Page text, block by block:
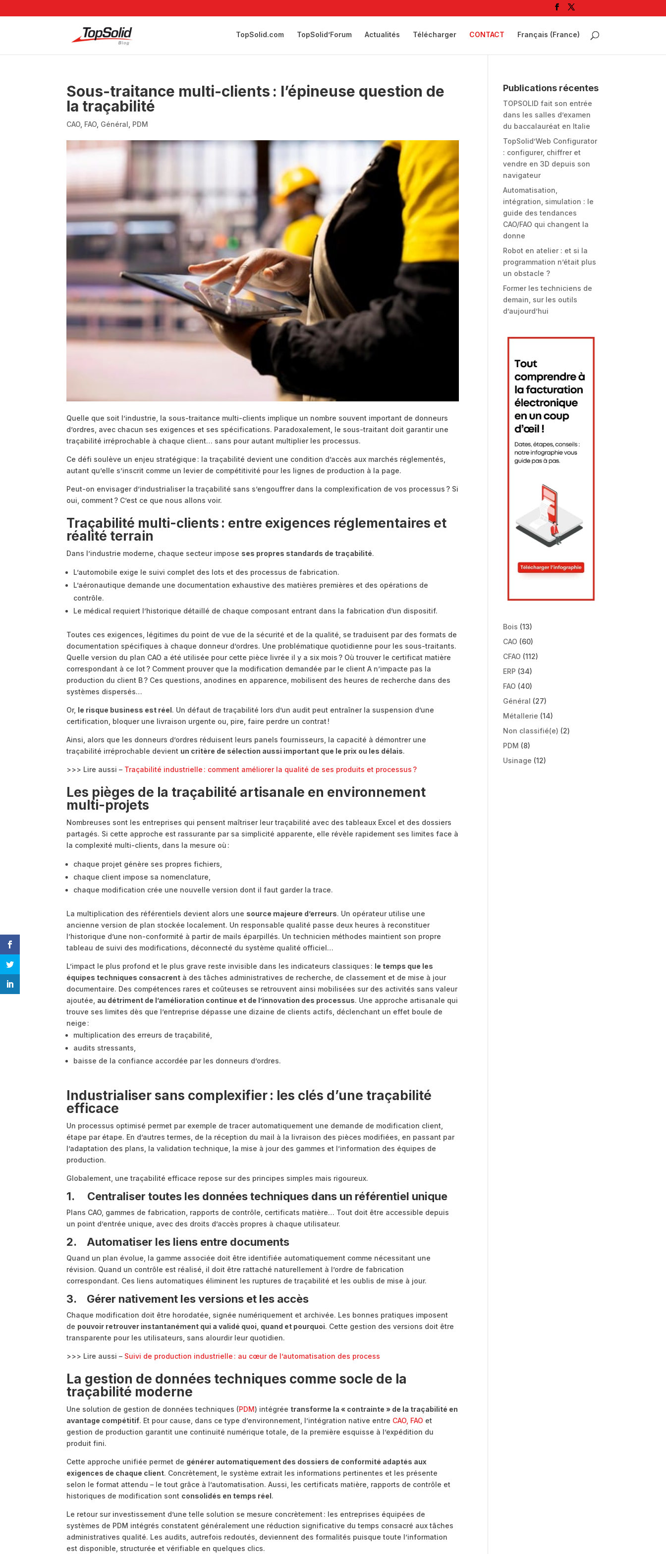
TopSolid.com TopSolid’Forum Actualités Télécharger CONTACT Français (France)
Sous-traitance multi-clients : l’épineuse question de
la traçabilité
CAO FAO Général PDM
Quelle que soit l’industrie, la sous-traitance multi-clients implique un nombre souvent important de donneurs
d’ordres, avec chacun ses exigences et ses spécifications. Paradoxalement, le sous-traitant doit garantir une
traçabilité irréprochable à chaque client… sans pour autant multiplier les processus.
Ce défi soulève un enjeu stratégique : la traçabilité devient une condition d’accès aux marchés réglementés,
autant qu’elle s’inscrit comme un levier de compétitivité pour les lignes de production à la page.
Peut-on envisager d’industrialiser la traçabilité sans s’engouffrer dans la complexification de vos processus ? Si
oui, comment ? C’est ce que nous allons voir.
Traçabilité multi-clients : entre exigences réglementaires et
réalité terrain
Dans l’industrie moderne, chaque secteur impose ses propres standards de traçabilité.
L’automobile exige le suivi complet des lots et des processus de fabrication.
L’aéronautique demande une documentation exhaustive des matières premières et des opérations de
contrôle.
Le médical requiert l’historique détaillé de chaque composant entrant dans la fabrication d’un dispositif.
Toutes ces exigences, légitimes du point de vue de la sécurité et de la qualité, se traduisent par des formats de
documentation spécifiques à chaque donneur d’ordres. Une problématique quotidienne pour les sous-traitants.
Quelle version du plan CAO a été utilisée pour cette pièce livrée il y a six mois ? Où trouver le certificat matière
correspondant à ce lot ? Comment prouver que la modification demandée par le client A n’impacte pas la
production du client B ? Ces questions, anodines en apparence, mobilisent des heures de recherche dans des
systèmes dispersés…
Or, le risque business est réel. Un défaut de traçabilité lors d’un audit peut entraîner la suspension d’une
certification, bloquer une livraison urgente ou, pire, faire perdre un contrat !
Ainsi, alors que les donneurs d’ordres réduisent leurs panels fournisseurs, la capacité à démontrer une
traçabilité irréprochable devient un critère de sélection aussi important que le prix ou les délais.
>>> Lire aussi – Traçabilité industrielle : comment améliorer la qualité de ses produits et processus ?
Les pièges de la traçabilité artisanale en environnement
multi-projets
Nombreuses sont les entreprises qui pensent maîtriser leur traçabilité avec des tableaux Excel et des dossiers
partagés. Si cette approche est rassurante par sa simplicité apparente, elle révèle rapidement ses limites face à
la complexité multi-clients, dans la mesure où :
chaque projet génère ses propres fichiers,
chaque client impose sa nomenclature,
chaque modification crée une nouvelle version dont il faut garder la trace.
La multiplication des référentiels devient alors une source majeure d’erreurs. Un opérateur utilise une
ancienne version de plan stockée localement. Un responsable qualité passe deux heures à reconstituer
l’historique d’une non-conformité à partir de mails éparpillés. Un technicien méthodes maintient son propre
tableau de suivi des modifications, déconnecté du système qualité officiel…
L’impact le plus profond et le plus grave reste invisible dans les indicateurs classiques : le temps que les
équipes techniques consacrent à des tâches administratives de recherche, de classement et de mise à jour
documentaire. Des compétences rares et coûteuses se retrouvent ainsi mobilisées sur des activités sans valeur
ajoutée, au détriment de l’amélioration continue et de l’innovation des processus. Une approche artisanale qui
trouve ses limites dès que l’entreprise dépasse une dizaine de clients actifs, déclenchant un effet boule de
neige :
multiplication des erreurs de traçabilité,
audits stressants,
baisse de la confiance accordée par les donneurs d’ordres.
Industrialiser sans complexifier : les clés d’une traçabilité
efficace
Un processus optimisé permet par exemple de tracer automatiquement une demande de modification client,
étape par étape. En d’autres termes, de la réception du mail à la livraison des pièces modifiées, en passant par
l’adaptation des plans, la validation technique, la mise à jour des gammes et l’information des équipes de
production.
Globalement, une traçabilité efficace repose sur des principes simples mais rigoureux.
1. Centraliser toutes les données techniques dans un référentiel unique
Plans CAO, gammes de fabrication, rapports de contrôle, certificats matière… Tout doit être accessible depuis
un point d’entrée unique, avec des droits d’accès propres à chaque utilisateur.
2. Automatiser les liens entre documents
Quand un plan évolue, la gamme associée doit être identifiée automatiquement comme nécessitant une
révision. Quand un contrôle est réalisé, il doit être rattaché naturellement à l’ordre de fabrication
correspondant. Ces liens automatiques éliminent les ruptures de traçabilité et les oublis de mise à jour.
3. Gérer nativement les versions et les accès
Chaque modification doit être horodatée, signée numériquement et archivée. Les bonnes pratiques imposent
de pouvoir retrouver instantanément qui a validé quoi, quand et pourquoi. Cette gestion des versions doit être
transparente pour les utilisateurs, sans alourdir leur quotidien.
>>> Lire aussi – Suivi de production industrielle : au cœur de l’automatisation des process
La gestion de données techniques comme socle de la
traçabilité moderne
Une solution de gestion de données techniques (PDM) intégrée transforme la « contrainte » de la traçabilité en
avantage compétitif. Et pour cause, dans ce type d’environnement, l’intégration native entre CAO, FAO et
gestion de production garantit une continuité numérique totale, de la première esquisse à l’expédition du
produit fini.
Cette approche unifiée permet de générer automatiquement des dossiers de conformité adaptés aux
exigences de chaque client. Concrètement, le système extrait les informations pertinentes et les présente
selon le format attendu – le tout grâce à l’automatisation. Aussi, les certificats matière, rapports de contrôle et
historiques de modification sont consolidés en temps réel.
Le retour sur investissement d’une telle solution se mesure concrètement : les entreprises équipées de
systèmes de PDM intégrés constatent généralement une réduction significative du temps consacré aux tâches
administratives qualité. Les audits, autrefois redoutés, deviennent des formalités puisque toute l’information
est disponible, structurée et vérifiable en quelques clics.
Publications récentes
TOPSOLID fait son entrée
dans les salles d’examen
du baccalauréat en Italie
TopSolid’Web Configurator
: configurer, chiffrer et
vendre en 3D depuis son
navigateur
Automatisation,
intégration, simulation : le
guide des tendances
CAO/FAO qui changent la
donne
Robot en atelier : et si la
programmation n’était plus
un obstacle ?
Former les techniciens de
demain, sur les outils
d’aujourd’hui
Bois (13)
CAO (60)
CFAO (112)
ERP (34)
FAO (40)
Général (27)
Métallerie (14)
Non classifié(e) (2)
PDM (8)
Usinage (12)